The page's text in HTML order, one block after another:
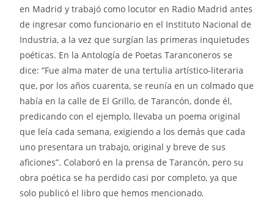
en Madrid y trabajó como locutor en Radio Madrid antes
de ingresar como funcionario en el Instituto Nacional de
Industria, a la vez que surgían las primeras inquietudes
poéticas. En la Antología de Poetas Taranconeros se
dice: “Fue alma mater de una tertulia artístico-literaria
que, por los años cuarenta, se reunía en un colmado que
había en la calle de El Grillo, de Tarancón, donde él,
predicando con el ejemplo, llevaba un poema original
que leía cada semana, exigiendo a los demás que cada
uno presentara un trabajo, original y breve de sus
aficiones”. Colaboró en la prensa de Tarancón, pero su
obra poética se ha perdido casi por completo, ya que
solo publicó el libro que hemos mencionado.